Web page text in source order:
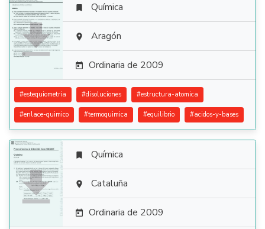

 Química
 Aragón
 Ordinaria de 2009
#estequiometria #disoluciones #estructura-atomica
#enlace-quimico #termoquimica #equilibrio #acidos-y-bases

 Química
 Cataluña
 Ordinaria de 2009